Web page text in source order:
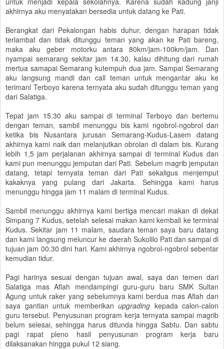
akhirnya aku menyatakan bersedia untuk datang ke Pati.
Berangkat dari Pekalongan habis duhur, dengan harapan tidak
terlambat dan tidak ditunggu teman yang akan ke Pati bareng,
maka aku geber motorku antara 80km/jam-100km/jam. Dan
nyampai semarang sekitar jam 14.30, kalau dihitung dari rumah
mertua samapai Semarang kutempuh dua jam. Sampai Semarang
aku langsung mandi dan call teman untuk mengantar aku ke
terimanl Terboyo karena ternyata aku sudah ditunggu teman yang
dari Salatiga.
Tepat jam 15.30 aku sampai di terminal Terboyo dan bertemu
dengan teman, sambil menunggu bis kami ngobrol-ngobrol dan
ketika bis Nusantara jurusan Semarang-Kudus-Lasem datang
akhirnya kami naik dan melanjutkan obrolan di dalam bis. Kurang
lebih 1,5 jam perjalanan akhirnya sampai di terminal Kudus dan
kami pun menunggu jemputan dari Pati. Sebelum magrib jemputan
datang, tetapi ternyata teman dari Pati sekaligus menjemput
kakaknya yang pulang dari Jakarta. Sehingga kami harus
menunggu hingga jam 11 malam di terminal Kudus.
Sambil menunggu akhirnya kami bertiga mencari makan di dekat
Simpang 7 Kudus, setelah selesai makan kami kembali ke terminal
Kudus. Sekitar jam 11 malam, saudara teman saya baru datang
dan kami langsung meluncur ke daerah Sukolilo Pati dan sampai di
tujuan jam 00.30 dini hari. Kami akhirnya ngobrol-ngobrol sebentar
kemudian tidur.
Pagi harinya sesuai dengan tujuan awal, saya dan temen dari
Salatiga mas Aflah mendampingi guru-guru baru SMK Sultan
Agung untuk raker yang sebelumnya kami berdua mas Aflah dan
saya gantian untuk memberikan upgrading kepada calon-calon
guru tersebut. Penyusunan program kerja ternyata sampai magrib
belum selesai, sehingga harus ditunda hingga Sabtu. Dan sabtu
pagi rapat pleno hasil penyusunan program kerja baru
dilaksanakan hingga pukul 12 siang.